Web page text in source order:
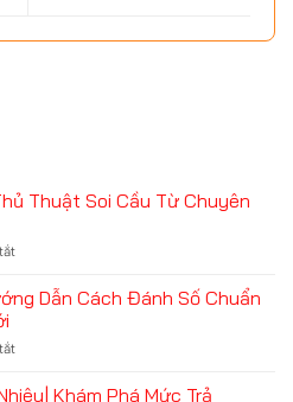
Thuật Soi Cầu Từ Chuyên
Khuyết
Góc
Soi
Dẫn Cách Đánh Số Chuẩn
Chạm Khám Phá Mức Trả